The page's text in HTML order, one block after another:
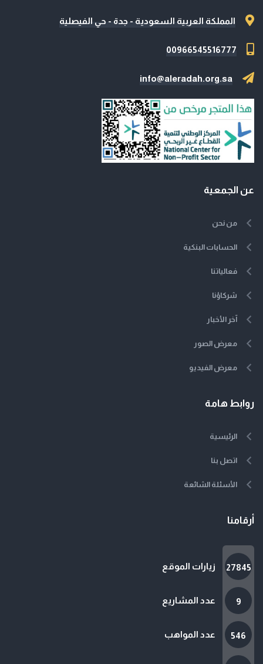
المملكة العربية السعودية - جدة - حي الفيصلية
00966545516777
info@aleradah.org.sa
عن الجمعية
من نحن
الحسابات البنكية
فعالياتنا
شركاؤنا
آخر الأخبار
معرض الصور
معرض الفيديو
روابط هامة
الرئيسية
اتصل بنا
الأسئلة الشائعة
أرقامنا
27845 زيارات الموقع
9 عدد المشاريع
546 عدد المواهب